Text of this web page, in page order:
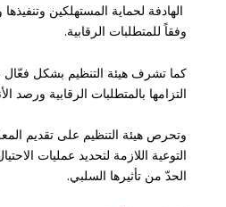
الهادفة لحماية المستهلكين
وفقاً للمتطلبات الرقابية.
كما تشرف هيئة التنظيم بشكل
التزامها بالمتطلبات الرقابية ورصد
وتحرص هيئة التنظيم على تقديم
التوعية اللازمة لتحديد عمليات
الحدّ من تأثيرها السلبي.